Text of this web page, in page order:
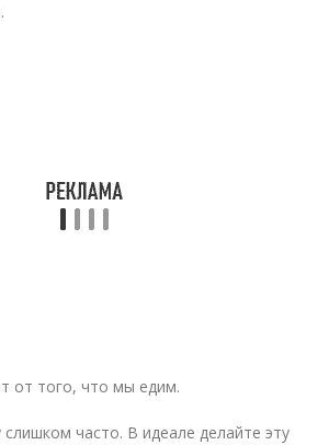
от того, что мы едим.
часто. В идеале делайте эту